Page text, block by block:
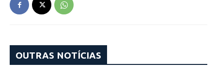
OUTRAS NOTÍCIAS